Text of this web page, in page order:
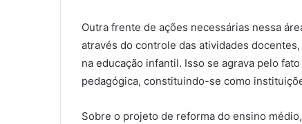
Outra frente de ações necessárias nessa
através do controle das atividades
na educação infantil. Isso se agrava pelo
pedagógica, constituindo-se como
Sobre o projeto de reforma do ensino